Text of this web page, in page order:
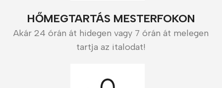
HŐMEGTARTÁS MESTERFOKON
Akár 24 órán át hidegen vagy 7 órán át melegen
tartja az italodat!